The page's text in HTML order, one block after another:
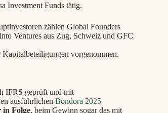
Investment Funds tätig.
zählen Global Founders
Ventures aus Zug, Schweiz und GFC
vorgenommen.
IFRS geprüft und mit
ausführlichen Bondora 2025
in Folge, beim Gewinn sogar das mit